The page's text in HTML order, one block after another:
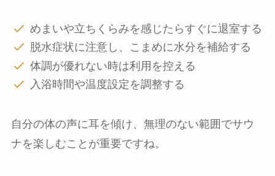
めまいや立ちくらみを感じたらすぐに退室する
脱水症状に注意し、こまめに水分を補給する
体調が優れない時は利用を控える
入浴時間や温度設定を調整する
自分の体の声に耳を傾け、無理のない範囲でサウ
ナを楽しむことが重要ですね。